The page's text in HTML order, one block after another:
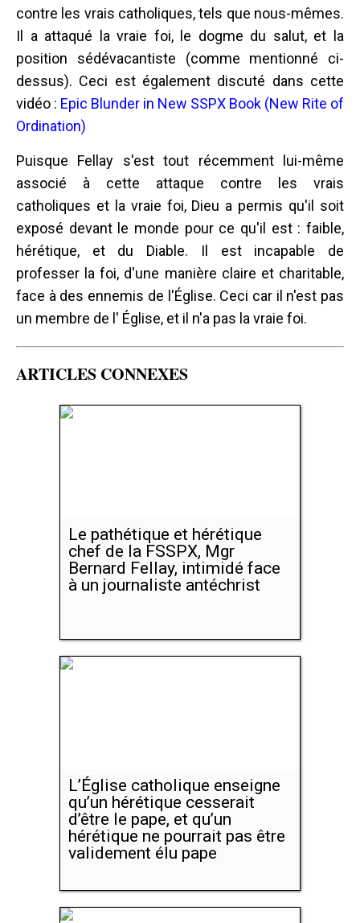
contre les vrais catholiques, tels que nous-mêmes.
Il a attaqué la vraie foi, le dogme du salut, et la
position sédévacantiste (comme mentionné ci-
dessus). Ceci est également discuté dans cette
vidéo : Epic Blunder in New SSPX Book (New Rite of
Ordination)
Puisque Fellay s'est tout récemment lui-même
associé à cette attaque contre les vrais
catholiques et la vraie foi, Dieu a permis qu'il soit
exposé devant le monde pour ce qu'il est : faible,
hérétique, et du Diable. Il est incapable de
professer la foi, d'une manière claire et charitable,
face à des ennemis de l'Église. Ceci car il n'est pas
un membre de l' Église, et il n'a pas la vraie foi.
ARTICLES CONNEXES
Le pathétique et hérétique
chef de la FSSPX, Mgr
Bernard Fellay, intimidé face
à un journaliste antéchrist
L’Église catholique enseigne
qu’un hérétique cesserait
d’être le pape, et qu’un
hérétique ne pourrait pas être
validement élu pape